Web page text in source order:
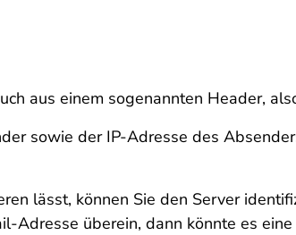
aus einem sogenannten Header,
sowie der IP-Adresse des
lässt, können Sie den Server
Adresse überein, dann könnte es